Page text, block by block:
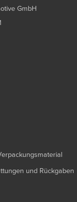
GmbH
und Rückgaben